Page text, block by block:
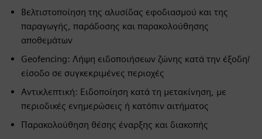
Βελτιστοποίηση της αλυσίδας εφοδιασμού και της
παραγωγής, παράδοσης και παρακολούθησης
αποθεμάτων
Geofencing: Λήψη ειδοποιήσεων ζώνης κατά την έξοδη/
είσοδο σε συγκεκριμένες περιοχές
Αντικλεπτική: Ειδοποίηση κατά τη μετακίνηση, με
περιοδικές ενημερώσεις ή κατόπιν αιτήματος
Παρακολούθηση θέσης έναρξης και διακοπής